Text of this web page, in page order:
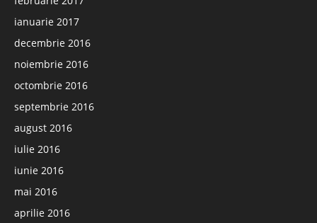
ianuarie 2017
decembrie 2016
noiembrie 2016
octombrie 2016
septembrie 2016
august 2016
iulie 2016
iunie 2016
mai 2016
aprilie 2016